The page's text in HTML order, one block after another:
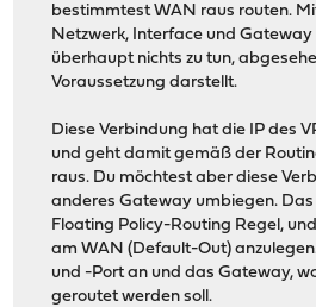
bestimmtest WAN raus routen.
Netzwerk, Interface und
überhaupt nichts zu tun,
Voraussetzung darstellt.
Diese Verbindung hat die IP des
und geht damit gemäß der
raus. Du möchtest aber diese
anderes Gateway umbiegen.
Floating Policy-Routing Regel,
am WAN (Default-Out)
und -Port an und das Gateway,
geroutet werden soll.